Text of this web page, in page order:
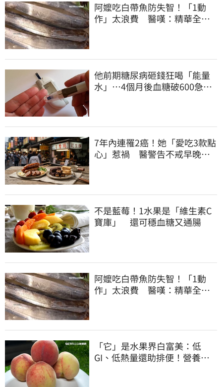
阿嬤吃白帶魚防失智！「1動
作」太浪費 醫嘆：精華全沒
他前期糖尿病砸錢狂喝「能量
水」⋯4個月後血糖破600急
7年內連罹2癌！她「愛吃3款點
心」惹禍 醫警告不戒早晚有
不是藍莓！1水果是「維生素C
寶庫」 還可穩血糖又通腸
阿嬤吃白帶魚防失智！「1動
作」太浪費 醫嘆：精華全沒
「它」是水果界白富美：低
GI、低熱量還助排便！營養師